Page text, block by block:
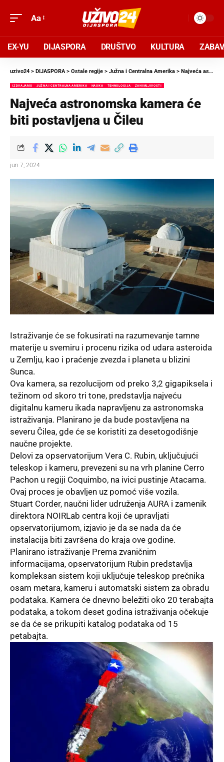
Aa
EX-YU DIJASPORA DRUŠTVO KULTURA
uzivo24 > DIJASPORA> Ostale regije > Južna i Centralna Amerika > Najveća astronomska kamera će biti postavljena u Čileu
IZDVAJAMO JUŽNA I CENTRALNA AMERIKA NAUKA TEHNOLOGIJA ZANIMLJIVOSTI
Najveća astronomska kamera će
biti postavljena u Čileu
jun 7, 2024
Istraživanje će se fokusirati na razumevanje tamne
materije u svemiru i procenu rizika od udara asteroida
u Zemlju, kao i praćenje zvezda i planeta u blizini
Sunca.
Ova kamera, sa rezolucijom od preko 3,2 gigapiksela i
težinom od skoro tri tone, predstavlja najveću
digitalnu kameru ikada napravljenu za astronomska
istraživanja. Planirano je da bude postavljena na
severu Čilea, gde će se koristiti za desetogodišnje
naučne projekte.
Delovi za opservatorijum Vera C. Rubin, uključujući
teleskop i kameru, prevezeni su na vrh planine Cerro
Pachon u regiji Coquimbo, na ivici pustinje Atacama.
Ovaj proces je obavljen uz pomoć više vozila.
Stuart Corder, naučni lider udruženja AURA i zamenik
direktora NOIRLab centra koji će upravljati
opservatorijumom, izjavio je da se nada da će
instalacija biti završena do kraja ove godine.
Planirano istraživanje Prema zvaničnim
informacijama, opservatorijum Rubin predstavlja
kompleksan sistem koji uključuje teleskop prečnika
osam metara, kameru i automatski sistem za obradu
podataka. Kamera će dnevno beležiti oko 20 terabajta
podataka, a tokom deset godina istraživanja očekuje
se da će se prikupiti katalog podataka od 15
petabajta.